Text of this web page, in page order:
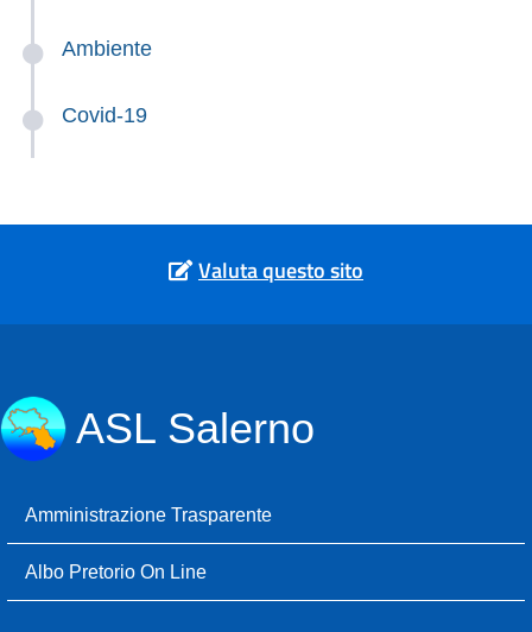
Ambiente
Covid-19
Valuta questo sito
ASL Salerno
Amministrazione Trasparente
Albo Pretorio On Line